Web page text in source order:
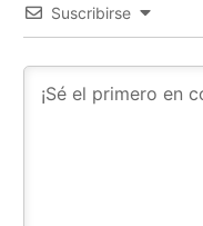
Suscribirse